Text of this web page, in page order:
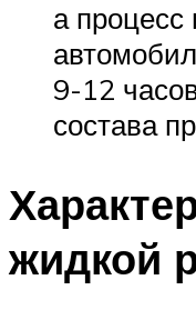
а процесс
9-12
состава
жидкой